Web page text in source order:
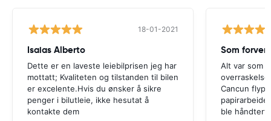
18-01-2021
Isaias Alberto
Dette er en laveste leiebilprisen jeg har
mottatt; Kvaliteten og tilstanden til bilen
er excelente.Hvis du ønsker å sikre
penger i bilutleie, ikke hesutat å
kontakte dem
Som
Alt var som
Cancun
ble håndtert